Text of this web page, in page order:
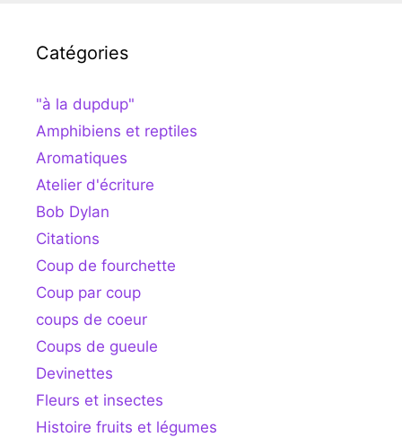
Catégories
"à la dupdup"
Amphibiens et reptiles
Aromatiques
Atelier d'écriture
Bob Dylan
Citations
Coup de fourchette
Coup par coup
coups de coeur
Coups de gueule
Devinettes
Fleurs et insectes
Histoire fruits et légumes